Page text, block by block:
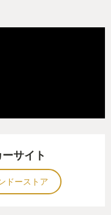
の気付きを得たこ
サイト
ドーストア